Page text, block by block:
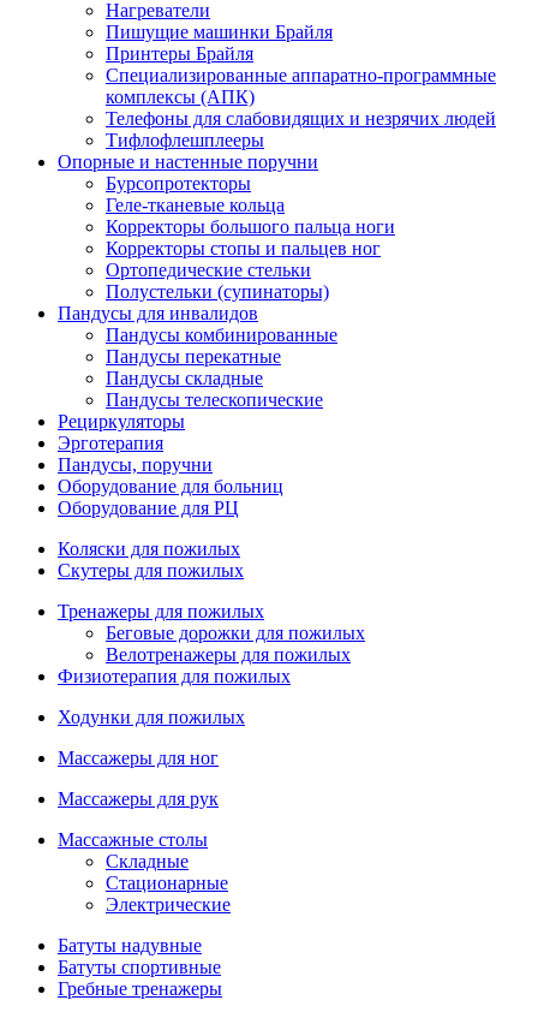
Нагреватели
Пишущие машинки Брайля
Принтеры Брайля
Специализированные аппаратно-программные
комплексы (АПК)
Телефоны для слабовидящих и незрячих людей
Тифлофлешплееры
Опорные и настенные поручни
Бурсопротекторы
Геле-тканевые кольца
Корректоры большого пальца ноги
Корректоры стопы и пальцев ног
Ортопедические стельки
Полустельки (супинаторы)
Пандусы для инвалидов
Пандусы комбинированные
Пандусы перекатные
Пандусы складные
Пандусы телескопические
Рециркуляторы
Эрготерапия
Пандусы, поручни
Оборудование для больниц
Оборудование для РЦ
Коляски для пожилых
Скутеры для пожилых
Тренажеры для пожилых
Беговые дорожки для пожилых
Велотренажеры для пожилых
Физиотерапия для пожилых
Ходунки для пожилых
Массажеры для ног
Массажеры для рук
Массажные столы
Складные
Стационарные
Электрические
Батуты надувные
Батуты спортивные
Гребные тренажеры